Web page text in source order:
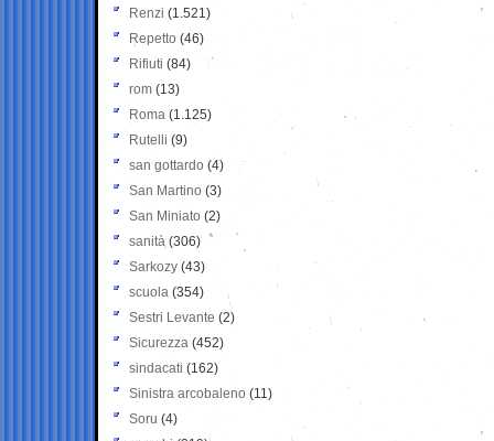
Renzi (1.521)
Repetto (46)
Rifiuti (84)
rom (13)
Roma (1.125)
Rutelli (9)
san gottardo (4)
San Martino (3)
San Miniato (2)
sanità (306)
Sarkozy (43)
scuola (354)
Sestri Levante (2)
Sicurezza (452)
sindacati (162)
Sinistra arcobaleno (11)
Soru (4)